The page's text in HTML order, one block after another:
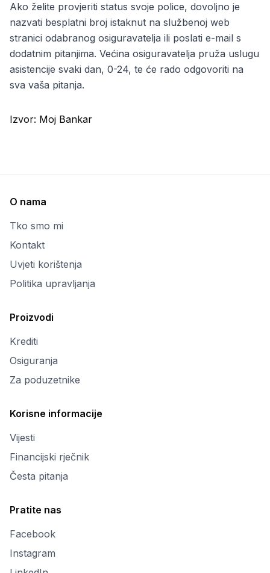
Ako želite provjeriti status svoje police, dovoljno je
nazvati besplatni broj istaknut na službenoj web
stranici odabranog osiguravatelja ili poslati e-mail s
dodatnim pitanjima. Većina osiguravatelja pruža uslugu
asistencije svaki dan, 0-24, te će rado odgovoriti na
sva vaša pitanja.
Izvor: Moj Bankar
O nama
Tko smo mi
Kontakt
Uvjeti korištenja
Politika upravljanja
Proizvodi
Krediti
Osiguranja
Za poduzetnike
Korisne informacije
Vijesti
Financijski rječnik
Česta pitanja
Pratite nas
Facebook
Instagram